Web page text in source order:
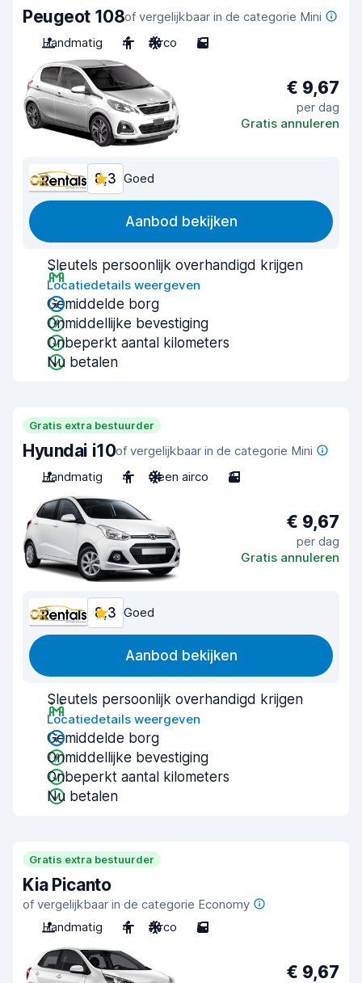
Peugeot 108of vergelijkbaar in de categorie Mini
Handmatig
4 Airco 5
€ 9,67
per dag
Gratis annuleren
8,3 Goed
Aanbod bekijken
Sleutels persoonlijk overhandigd krijgen
Locatiedetails weergeven
Gemiddelde borg
Onmiddellijke bevestiging
Onbeperkt aantal kilometers
Nu betalen
Gratis extra bestuurder
Hyundai i10of vergelijkbaar in de categorie Mini
Handmatig
4 Geen airco 3
€ 9,67
per dag
Gratis annuleren
8,3 Goed
Aanbod bekijken
Sleutels persoonlijk overhandigd krijgen
Locatiedetails weergeven
Gemiddelde borg
Onmiddellijke bevestiging
Onbeperkt aantal kilometers
Nu betalen
Gratis extra bestuurder
Kia Picanto
of vergelijkbaar in de categorie Economy
Handmatig
4 Airco 5
€ 9,67